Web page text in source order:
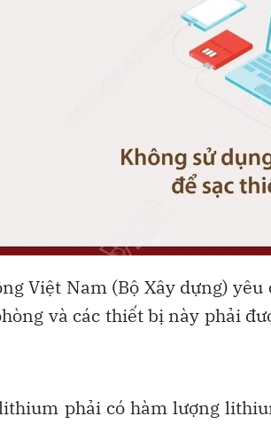
Việt Nam (Bộ Xây dựng)
và các thiết bị này phải
phải có hàm lượng